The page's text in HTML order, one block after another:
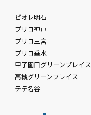
ピオレ明石
プリコ神戸
プリコ三宮
プリコ垂水
甲子園口グリーンプレイス
高槻グリーンプレイス
テテ名谷